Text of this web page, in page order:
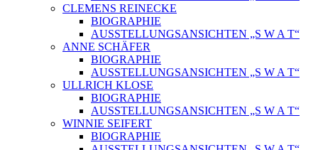
CLEMENS REINECKE
BIOGRAPHIE
AUSSTELLUNGSANSICHTEN „S W A T“
ANNE SCHÄFER
BIOGRAPHIE
AUSSTELLUNGSANSICHTEN „S W A T“
ULLRICH KLOSE
BIOGRAPHIE
AUSSTELLUNGSANSICHTEN „S W A T“
WINNIE SEIFERT
BIOGRAPHIE